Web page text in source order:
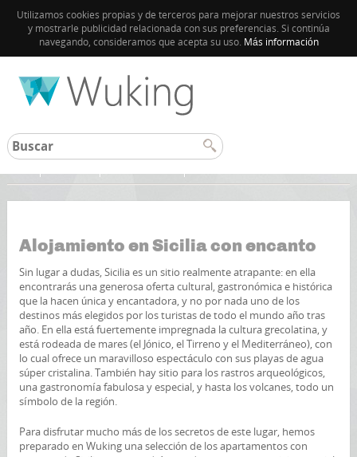
Utilizamos cookies propias y de terceros para mejorar nuestros servicios
y mostrarle publicidad relacionada con sus preferencias. Si continúa
navegando, consideramos que acepta su uso. Más información
Alojamiento en Sicilia con encanto
Sin lugar a dudas, Sicilia es un sitio realmente atrapante: en ella
encontrarás una generosa oferta cultural, gastronómica e histórica
que la hacen única y encantadora, y no por nada uno de los
destinos más elegidos por los turistas de todo el mundo año tras
año. En ella está fuertemente impregnada la cultura grecolatina, y
está rodeada de mares (el Jónico, el Tirreno y el Mediterráneo), con
lo cual ofrece un maravilloso espectáculo con sus playas de agua
súper cristalina. También hay sitio para los rastros arqueológicos,
una gastronomía fabulosa y especial, y hasta los volcanes, todo un
símbolo de la región.
Para disfrutar mucho más de los secretos de este lugar, hemos
preparado en Wuking una selección de los apartamentos con